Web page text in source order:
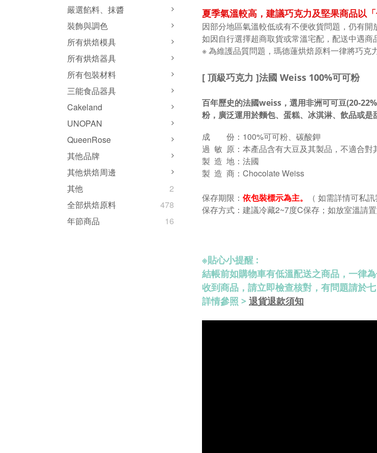
嚴選餡料、抹醬
裝飾與調色
所有烘焙模具
所有烘焙器具
所有包裝材料
三能食品器具
Cakeland
UNOPAN
QueenRose
其他品牌
其他烘焙周邊
其他
2
全部烘焙原料
478
年節商品
16
夏季氣溫較高，建議巧克力及堅果商品以
因部分地區氣溫較低或有不便收貨問題，仍有開
如因自行選擇超商取貨或常溫宅配，配送中遇商
※ 為維護品質問題，瑪德蓮烘焙原料一律將巧克
[ 頂級巧克力 ]法國 Weiss 100%可可粉
百年歷史的法國weiss，選用非洲可可豆(20-
粉，廣泛運用於麵包、蛋糕、冰淇淋、飲品或是
成 份：100%可可粉、碳酸鉀
過 敏 原：本產品含有大豆及其製品，不適合對
製 造 地：法國
製 造 商：Chocolate Weiss
保存期限： 依包裝標示為主。
（ 如需詳情可私訊
保存方式：建議冷藏2~7度C保存；如放室溫請
※貼心小提醒 :
結帳前如購物車有低溫配送之商品，一律
收到商品，請立即檢查核對，有問題請於
詳情參照 > 退貨退款須知